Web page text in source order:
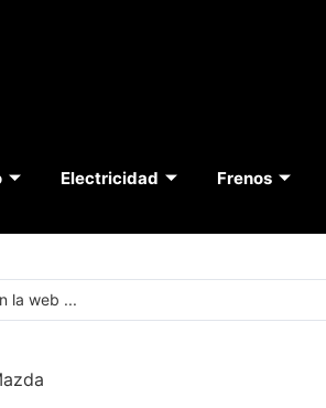
Electricidad Frenos